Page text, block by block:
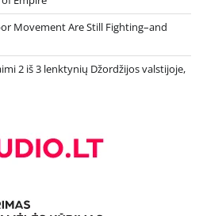
Movement Are Still Fighting–and
2 iš 3 lenktynių Džordžijos valstijoje,